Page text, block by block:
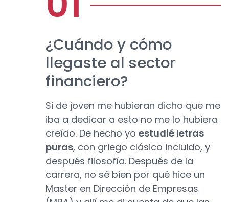
¿Cuándo y cómo
llegaste al sector
financiero?
Si de joven me hubieran dicho que me
iba a dedicar a esto no me lo hubiera
creído. De hecho yo estudié letras
puras, con griego clásico incluido, y
después filosofía. Después de la
carrera, no sé bien por qué hice un
Master en Dirección de Empresas